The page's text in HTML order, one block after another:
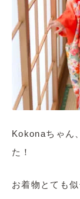
Kokonaちゃん
た！
お着物とても